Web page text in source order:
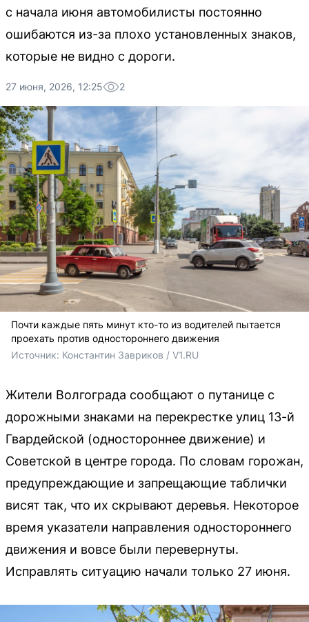
с начала июня автомобилисты постоянно
ошибаются из-за плохо установленных знаков,
которые не видно с дороги.
27 июня, 2026, 12:25 2
Почти каждые пять минут кто-то из водителей пытается
проехать против одностороннего движения
Источник: Константин Завриков / V1.RU
Жители Волгограда сообщают о путанице с
дорожными знаками на перекрестке улиц 13-й
Гвардейской (одностороннее движение) и
Советской в центре города. По словам горожан,
предупреждающие и запрещающие таблички
висят так, что их скрывают деревья. Некоторое
время указатели направления одностороннего
движения и вовсе были перевернуты.
Исправлять ситуацию начали только 27 июня.